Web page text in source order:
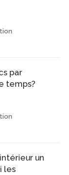
par
temps?
un
les